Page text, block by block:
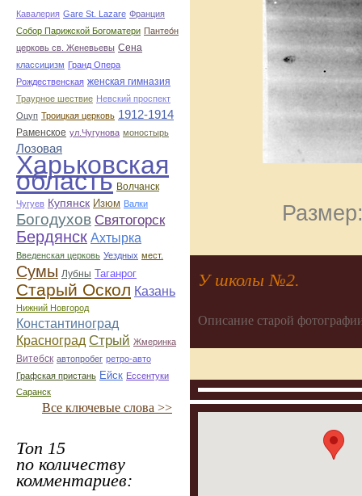
Кавалерия Gare St. Lazare Франция
Собор Парижской Богоматери Пантео́н
церковь св. Женевьевы Сена
классицизм Гранд Опера
Рождественская женская гимназия
Траурное шествие Невский проспект
Оцуп Троицкая церковь 1912-1914
Раменское ул.Чугунова моностырь
Лозовая
Харьковская
область Волчанск
Чугуев Купянск Изюм Валки
Богодухов Святогорск
Бердянск Ахтырка
Введенская церковь Уездных мест.
Сумы Лубны Таганрог
Старый Оскол Казань
Нижний Новгород
Константиноград
Красноград Стрый Жмеринка
Витебск автопробег ретро-авто
Графская пристань Ейск Ессентуки
Саранск
Все ключевые слова >>
Топ 15
по количеству
комментариев:
У школы №2.
Описание старой